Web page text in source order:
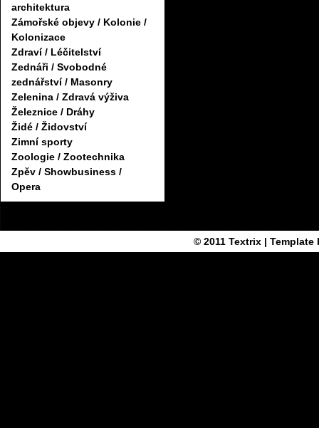
architektura
Zámořské objevy / Kolonie /
Kolonizace
Zdraví / Léčitelství
Zednáři / Svobodné
zednářství / Masonry
Zelenina / Zdravá výživa
Železnice / Dráhy
Židé / Židovství
Zimní sporty
Zoologie / Zootechnika
Zpěv / Showbusiness /
Opera
© 2011 Textrix| Template